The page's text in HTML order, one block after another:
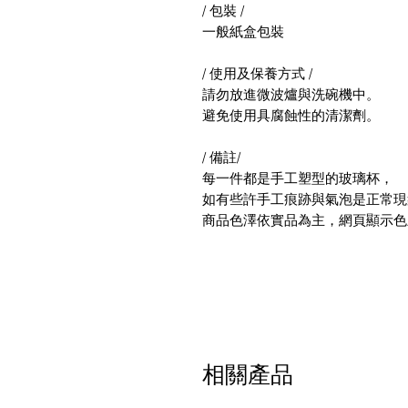
/ 包裝 /
一般紙盒包裝
/ 使用及保養方式 /
請勿放進微波爐與洗碗機中。
避免使用具腐蝕性的清潔劑。
/ 備註/
每一件都是手工塑型的玻璃杯，
如有些許手工痕跡與氣泡是正常
商品色澤依實品為主，網頁顯示
相關產品